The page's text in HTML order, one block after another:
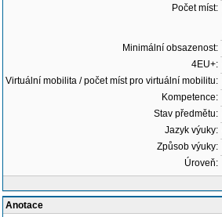
Počet míst:
Minimální obsazenost:
4EU+:
Virtuální mobilita / počet míst pro virtuální mobilitu:
Kompetence:
Stav předmětu:
Jazyk výuky:
Způsob výuky:
Úroveň:
Anotace